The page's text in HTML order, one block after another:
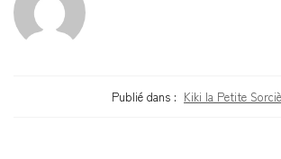
Publié dans : Kiki la Petite